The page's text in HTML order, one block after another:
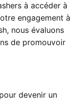
à accéder à
engagement à
nous évaluons
de promouvoir
devenir un